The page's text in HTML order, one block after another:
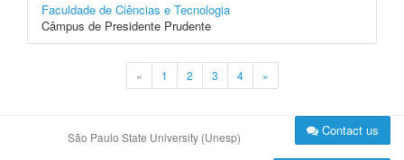
Faculdade de Ciências e Tecnologia
Câmpus de Presidente Prudente
« 1 2 3 4 »
São Paulo State University (Unesp) Contact us